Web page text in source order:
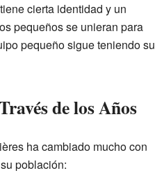
cierta identidad y un
pequeños se unieran para
pequeño sigue teniendo su
de los Años
ha cambiado mucho con
población: